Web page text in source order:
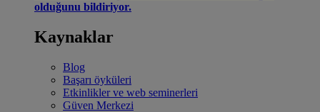
olduğunu bildiriyor.
Kaynaklar
Blog
Başarı öyküleri
Etkinlikler ve web seminerleri
Güven Merkezi